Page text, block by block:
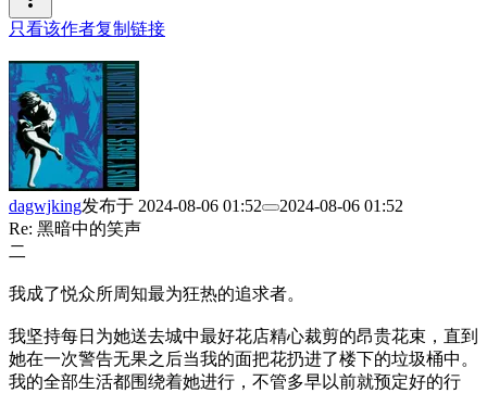
只看该作者复制链接
dagwjking发布于 2024-08-06 01:52
2024-08-06 01:52
Re: 黑暗中的笑声
二
我成了悦众所周知最为狂热的追求者。
我坚持每日为她送去城中最好花店精心裁剪的昂贵花束，直到
她在一次警告无果之后当我的面把花扔进了楼下的垃圾桶中。
我的全部生活都围绕着她进行，不管多早以前就预定好的行